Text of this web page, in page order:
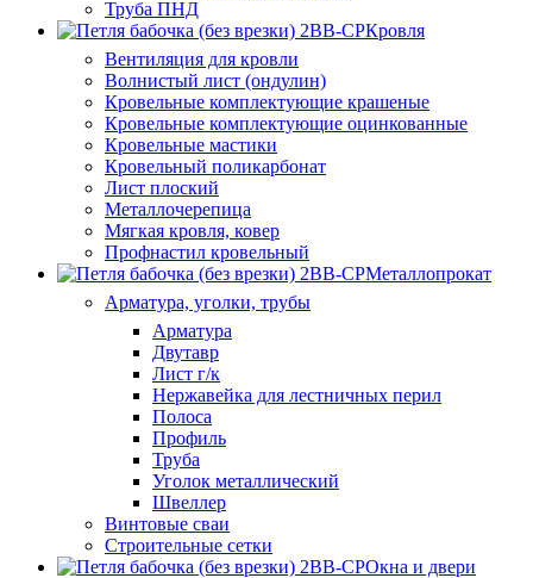
Труба ПНД
Кровля
Вентиляция для кровли
Волнистый лист (ондулин)
Кровельные комплектующие крашеные
Кровельные комплектующие оцинкованные
Кровельные мастики
Кровельный поликарбонат
Лист плоский
Металлочерепица
Мягкая кровля, ковер
Профнастил кровельный
Металлопрокат
Арматура, уголки, трубы
Арматура
Двутавр
Лист г/к
Нержавейка для лестничных перил
Полоса
Профиль
Труба
Уголок металлический
Швеллер
Винтовые сваи
Строительные сетки
Окна и двери